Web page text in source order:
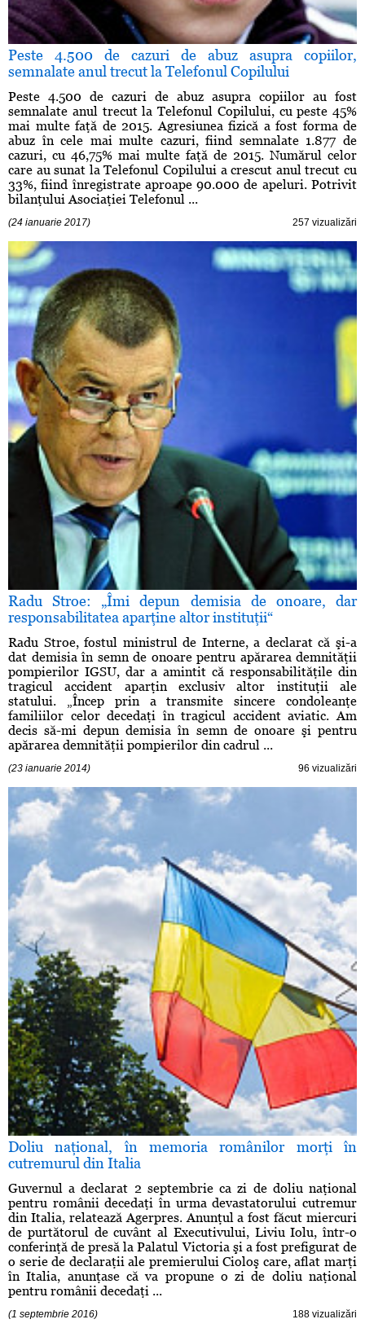
Peste 4.500 de cazuri de abuz asupra copiilor,
semnalate anul trecut la Telefonul Copilului
Peste 4.500 de cazuri de abuz asupra copiilor au fost
semnalate anul trecut la Telefonul Copilului, cu peste 45%
mai multe faţă de 2015. Agresiunea fizică a fost forma de
abuz în cele mai multe cazuri, fiind semnalate 1.877 de
cazuri, cu 46,75% mai multe faţă de 2015. Numărul celor
care au sunat la Telefonul Copilului a crescut anul trecut cu
33%, fiind înregistrate aproape 90.000 de apeluri. Potrivit
bilanţului Asociaţiei Telefonul ...
(24 ianuarie 2017) 257 vizualizări
Radu Stroe: „Îmi depun demisia de onoare, dar
responsabilitatea aparţine altor instituţii“
Radu Stroe, fostul ministrul de Interne, a declarat că şi-a
dat demisia în semn de onoare pentru apărarea demnităţii
pompierilor IGSU, dar a amintit că responsabilităţile din
tragicul accident aparţin exclusiv altor instituţii ale
statului. „Încep prin a transmite sincere condoleanţe
familiilor celor decedaţi în tragicul accident aviatic. Am
decis să-mi depun demisia în semn de onoare şi pentru
apărarea demnităţii pompierilor din cadrul ...
(23 ianuarie 2014) 96 vizualizări
Doliu naţional, în memoria românilor morţi în
cutremurul din Italia
Guvernul a declarat 2 septembrie ca zi de doliu naţional
pentru românii decedaţi în urma devastatorului cutremur
din Italia, relatează Agerpres. Anunţul a fost făcut miercuri
de purtătorul de cuvânt al Executivului, Liviu Iolu, într-o
conferinţă de presă la Palatul Victoria şi a fost prefigurat de
o serie de declaraţii ale premierului Cioloş care, aflat marţi
în Italia, anunţase că va propune o zi de doliu naţional
pentru românii decedaţi ...
(1 septembrie 2016) 188 vizualizări